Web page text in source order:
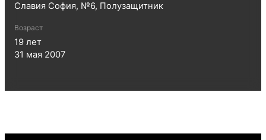
Славия София, №6, Полузащитник
Возраст
19 лет
31 мая 2007